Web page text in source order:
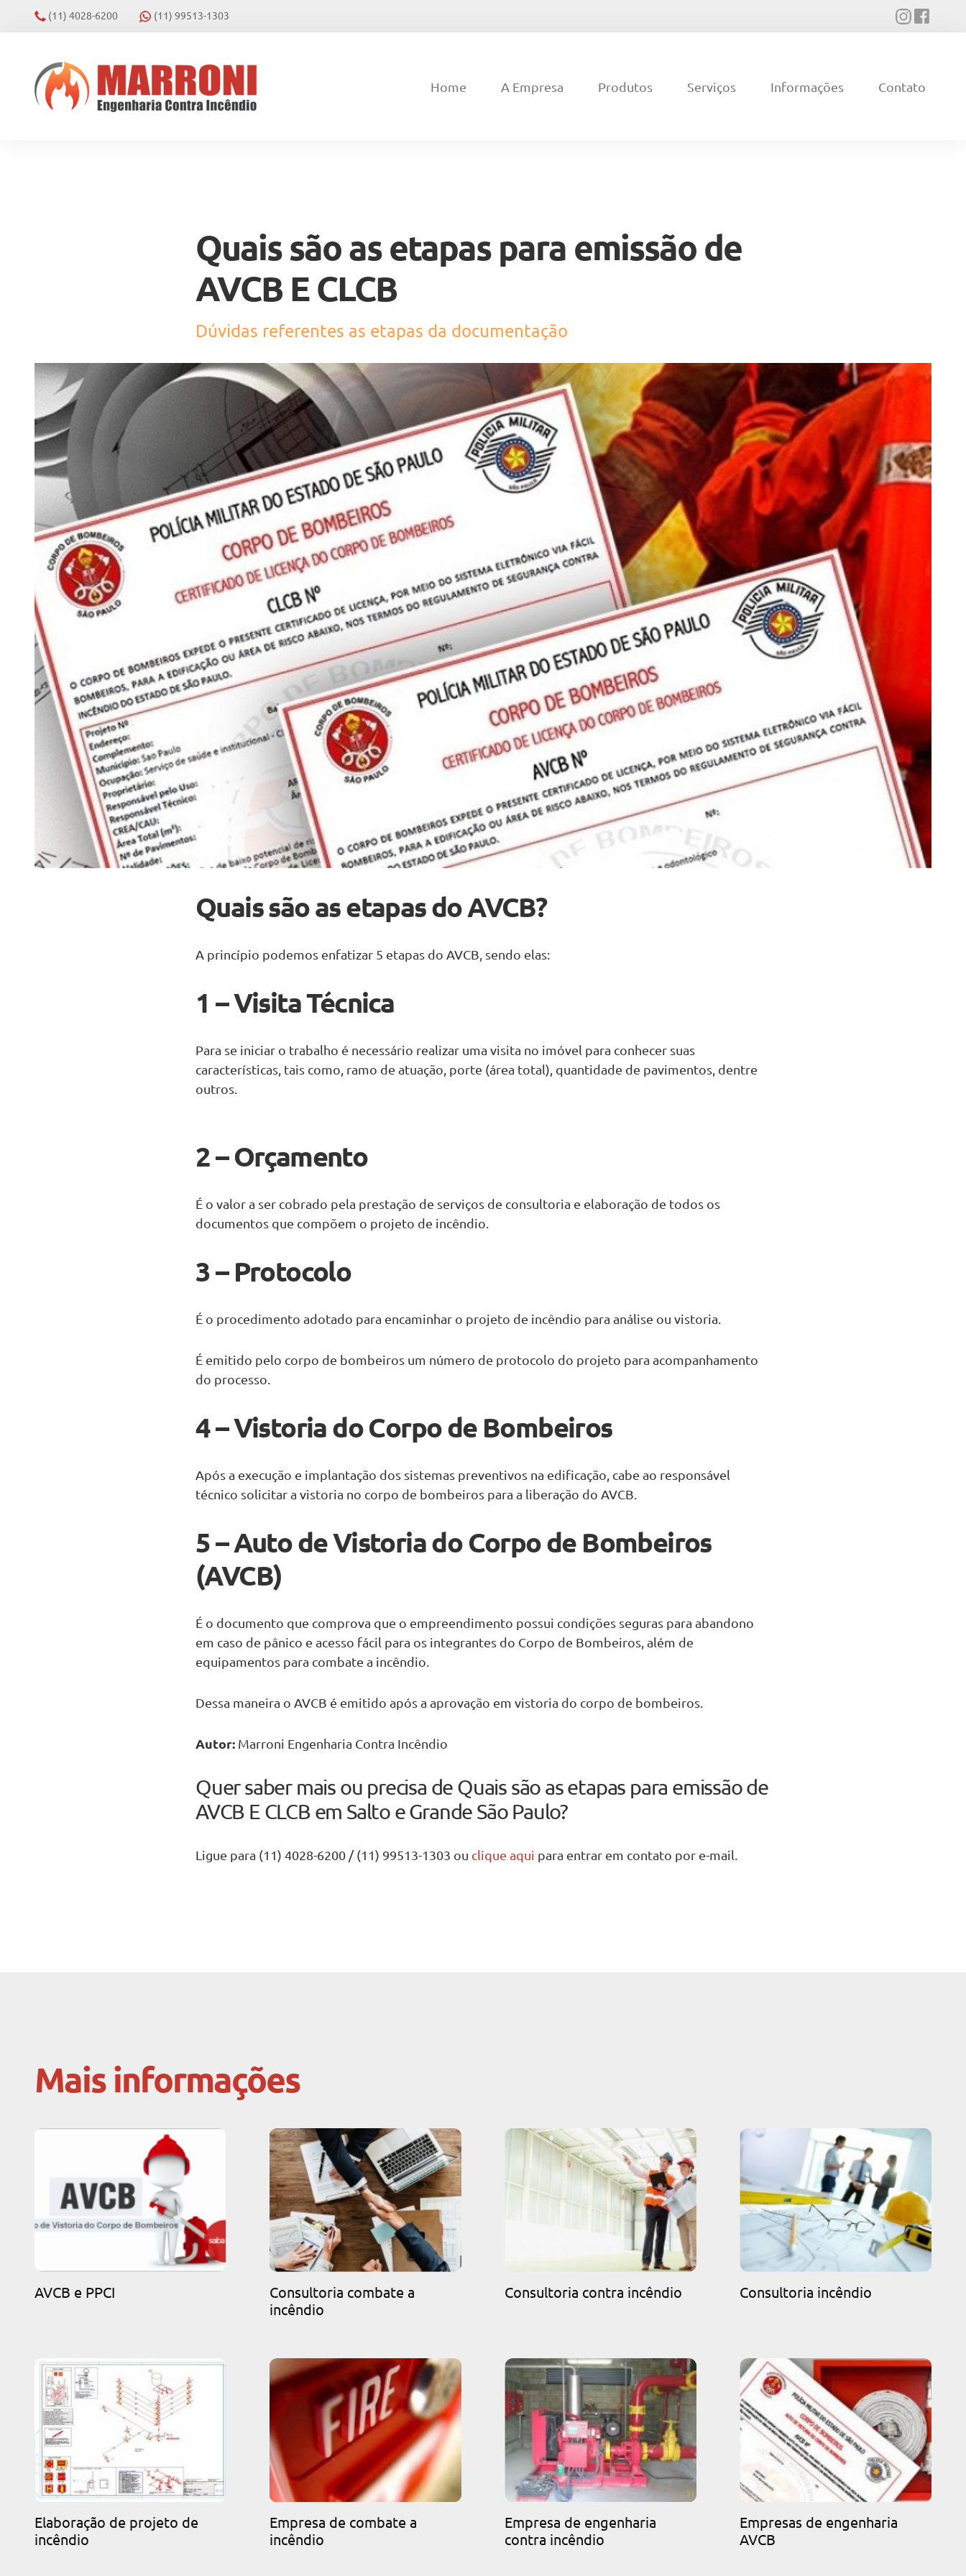
(11) 4028-6200 (11) 99513-1303
Home A Empresa Produtos Serviços Informações Contato
Quais são as etapas para emissão de
AVCB E CLCB
Dúvidas referentes as etapas da documentação
Quais são as etapas do AVCB?
A princípio podemos enfatizar 5 etapas do AVCB, sendo elas:
1 – Visita Técnica
Para se iniciar o trabalho é necessário realizar uma visita no imóvel para conhecer suas
características, tais como, ramo de atuação, porte (área total), quantidade de pavimentos, dentre
outros.
2 – Orçamento
É o valor a ser cobrado pela prestação de serviços de consultoria e elaboração de todos os
documentos que compõem o projeto de incêndio.
3 – Protocolo
É o procedimento adotado para encaminhar o projeto de incêndio para análise ou vistoria.
É emitido pelo corpo de bombeiros um número de protocolo do projeto para acompanhamento
do processo.
4 – Vistoria do Corpo de Bombeiros
Após a execução e implantação dos sistemas preventivos na edificação, cabe ao responsável
técnico solicitar a vistoria no corpo de bombeiros para a liberação do AVCB.
5 – Auto de Vistoria do Corpo de Bombeiros
(AVCB)
É o documento que comprova que o empreendimento possui condições seguras para abandono
em caso de pânico e acesso fácil para os integrantes do Corpo de Bombeiros, além de
equipamentos para combate a incêndio.
Dessa maneira o AVCB é emitido após a aprovação em vistoria do corpo de bombeiros.
Autor: Marroni Engenharia Contra Incêndio
Quer saber mais ou precisa de Quais são as etapas para emissão de
AVCB E CLCB em Salto e Grande São Paulo?
Ligue para (11) 4028-6200 / (11) 99513-1303 ou clique aqui para entrar em contato por e-mail.
Mais informações
AVCB e PPCI
Consultoria combate a
incêndio
Consultoria contra incêndio Consultoria incêndio
Elaboração de projeto de
incêndio
Empresa de combate a
incêndio
Empresa de engenharia
contra incêndio
Empresas de engenharia
AVCB